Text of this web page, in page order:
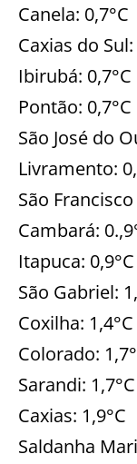
Canela: 0,7°C
Caxias do Sul:
Ibirubá: 0,7°C
Pontão: 0,7°C
São José do
Livramento:
São
Cambará:
Itapuca: 0,9°C
São Gabriel:
Coxilha: 1,4°C
Colorado:
Sarandi: 1,7°C
Caxias: 1,9°C
Saldanha